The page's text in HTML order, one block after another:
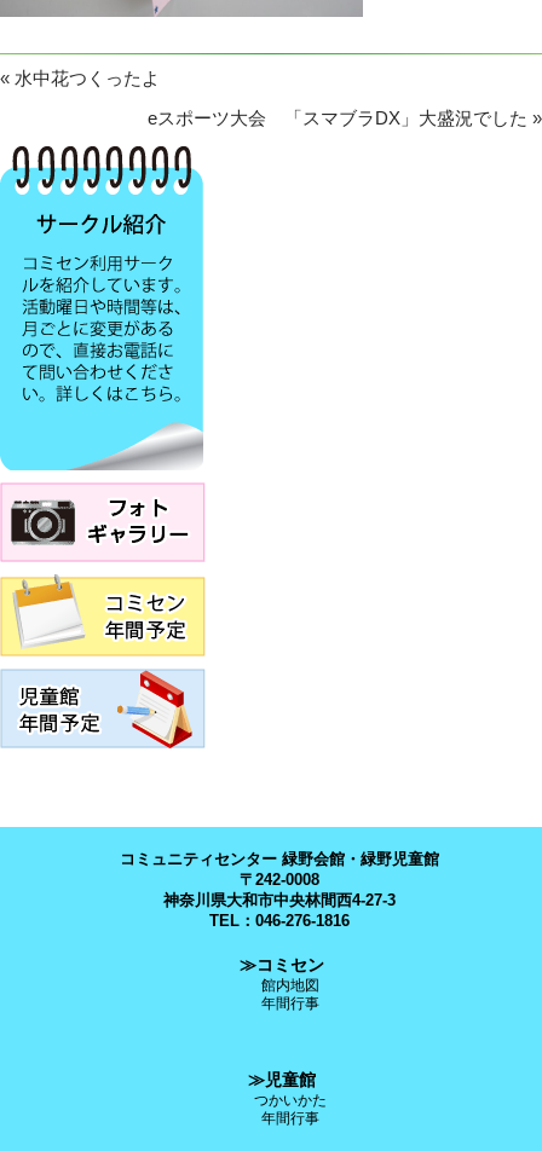
« 水中花つくったよ
eスポーツ大会 「スマブラDX」大盛況でした »
コミュニティセンター 緑野会館・緑野児童館
〒242-0008
神奈川県大和市中央林間西4-27-3
TEL：046-276-1816
≫コミセン
館内地図
年間行事
≫児童館
つかいかた
年間行事